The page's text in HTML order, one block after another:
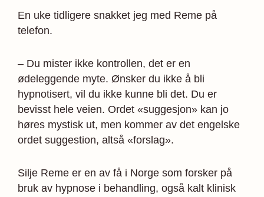
En uke tidligere snakket jeg med Reme på
telefon.
– Du mister ikke kontrollen, det er en
ødeleggende myte. Ønsker du ikke å bli
hypnotisert, vil du ikke kunne bli det. Du er
bevisst hele veien. Ordet «suggesjon» kan jo
høres mystisk ut, men kommer av det engelske
ordet suggestion, altså «forslag».
Silje Reme er en av få i Norge som forsker på
bruk av hypnose i behandling, også kalt klinisk